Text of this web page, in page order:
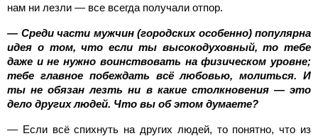
нам ни лезли — все всегда получали отпор.
— Среди части мужчин (городских особенно) популярна
идея о том, что если ты высокодуховный, то тебе
даже и не нужно воинствовать на физическом уровне;
тебе главное побеждать всё любовью, молиться. И
ты не обязан лезть ни в какие столкновения — это
дело других людей. Что вы об этом думаете?
— Если всё спихнуть на других людей, то понятно, что из